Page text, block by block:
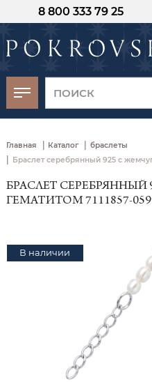
8 800 333 79 25
Главная | Каталог | браслеты
| Браслет серебрянный 925 с
БРАСЛЕТ
ГЕМАТИТОМ 7111857-
В наличии
-30%
от 15
момента оплаты